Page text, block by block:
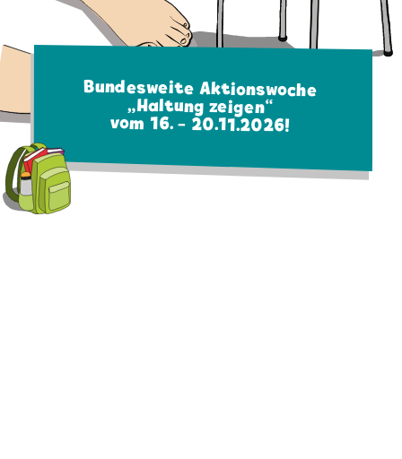
Bundesweite Aktionswoche
„Haltung zeigen“
vom 16. - 20.11.2026!